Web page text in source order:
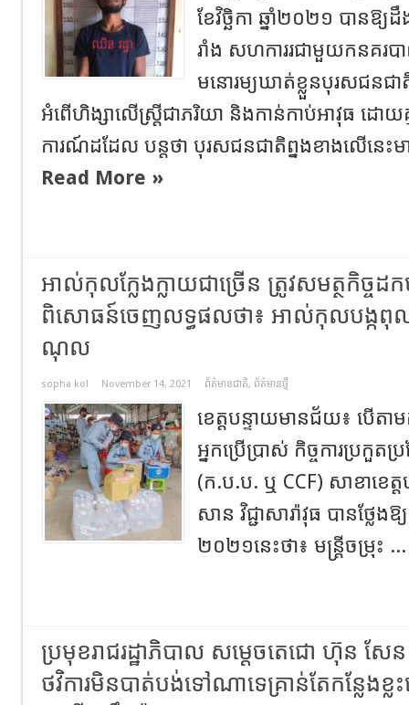
ខែវិច្ឆិកា​ ឆ្នាំ​២០២១ បានឱ្យ
រាំង សហការរជាមួយកនគរប
មនោរម្យ​ឃាត់ខ្លួនបុរសជនជា
អំពើហិង្សាលើស្ត្រីជាភរិយា និងកាន់កាប់អាវុធ ដោយ
ការណ៍ដដែល​ បន្តថា​ បុរសជនជាតិព្នង​ខាងលេីនេះ​
Read More »
អាល់កុល​ក្លែងក្លាយ​ជាច្រើន​ ត្រូវ​​សមត្ថកិច្ច​
ពិសោធន៍ចេញ​លទ្ធផល​ថា៖ អាល់កុល​បង្ក​ពុល
ណុល​
sopha kol November 14, 2021 ព័ត៌មានជាតិ, ព័ត៌មានថ្មី
ខេត្ត​បន្ទាយ​មាន​ជ័​យ៖ បើតាម​
អ្នកប្រើប្រាស់ កិច្ចការ​ប្រកួតប្
(​ក​.​ប​.​ប​. ឬ CCF) សាខា​ខេ
សាន វិជ្ជា​សា​រ៉ាវុធ បា​នថ្លែង
២០២១នេះ​ថា៖​ មន្ត្រី​ចម្រុះ
ប្រមុខរាជរដ្ឋាភិបាល សម្តេចតេជោ ហ៊ុន
ថវិការមិនបាត់បង់ទៅណាទេគ្រាន់តែកន្លែងខ្